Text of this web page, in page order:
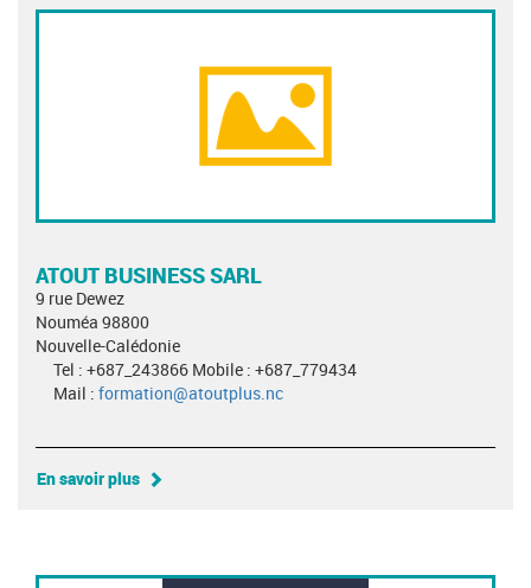
ATOUT BUSINESS SARL
9 rue Dewez
Nouméa 98800
Nouvelle-Calédonie
Tel : +687_243866 Mobile : +687_779434
Mail : formation@atoutplus.nc
En savoir plus